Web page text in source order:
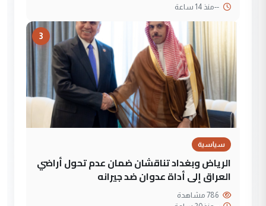
--منذ 14 ساعة
3
سياسية
الرياض وبغداد تناقشان ضمان عدم تحول أراضي
العراق إلى أداة عدوان ضد جيرانه